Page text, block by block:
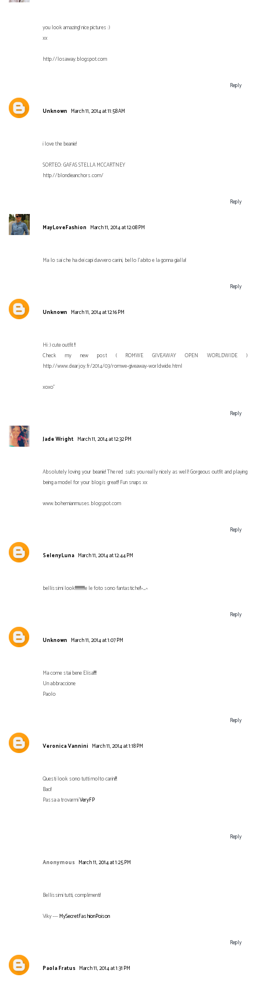
you look amazing! nice pictures :)
xx
http://losaway.blogspot.com
Reply
Unknown March 11, 2014 at 11:58 AM
i love the beanie!
SORTEO: GAFAS STELLA MCCARTNEY
http://blondieanchors.com/
Reply
MayLoveFashion March 11, 2014 at 12:08 PM
Ma lo sai che ha dei capi davvero carini, bello l'abito e la gonna gialla!
Reply
Unknown March 11, 2014 at 12:16 PM
Hi :) cute outfit !!
Check my new post ( ROMWE GIVEAWAY OPEN WORLDWIDE )
http://www.dearjoy.fr/2014/03/romwe-giveaway-worldwide.html
xoxo"
Reply
Jade Wright March 11, 2014 at 12:32 PM
Absolutely loving your beanie! The red suits you really nicely as well! Gorgeous outfit and playing
being a model for your blog is great!! Fun snaps xx
www.bohemianmuses.blogspot.com
Reply
SelenyLuna March 11, 2014 at 12:44 PM
bellissimi look!!!!!!!!!!!!!!!!!e le foto sono fantastiche!!^_^
Reply
Unknown March 11, 2014 at 1:07 PM
Ma come stai bene Elisa!!!!!
Un abbraccione
Paolo
Reply
Veronica Vannini March 11, 2014 at 1:18 PM
Questi look sono tutti molto carini!!!
Baci!
Passa a trovarmiVeryFP
Reply
Anonymous March 11, 2014 at 1:25 PM
Bellissimi tutti, complimenti!
Viky --- MySecretFashionPoison
Reply
Paola Fratus March 11, 2014 at 1:31 PM